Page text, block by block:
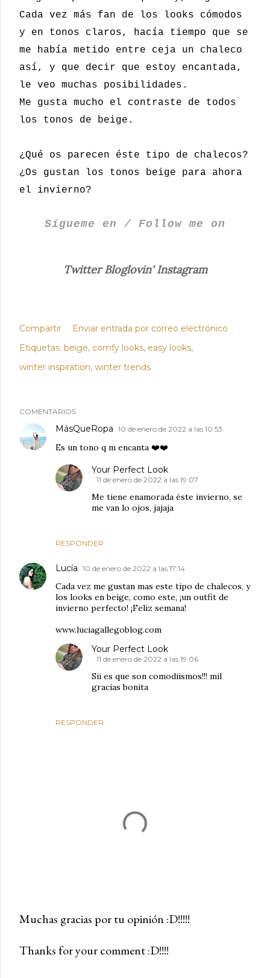
Cada vez más fan de los looks cómodos
y en tonos claros, hacía tiempo que se
me había metido entre ceja un chaleco
así, y que decir que estoy encantada,
le veo muchas posibilidades.
Me gusta mucho el contraste de todos
los tonos de beige.
¿Qué os parecen éste tipo de chalecos?
¿Os gustan los tonos beige para ahora
el invierno?
Sígueme en / Follow me on
Twitter Bloglovin' Instagram
Compartir
Enviar entrada por correo electrónico
Etiquetas: beige comfy looks easy looks
winter inspiration winter trends
COMENTARIOS
MásQueRopa 10 de enero de 2022 a las 10:53
Es un tono q m encanta ❤️❤️
RESPONDER
Your Perfect Look
11 de enero de 2022 a las 19:07
Me tiene enamorada éste invierno, se
me van lo ojos, jajaja
Lucía 10 de enero de 2022 a las 17:14
Cada vez me gustan mas este tipo de chalecos, y
los looks en beige, como este, ¡un outfit de
invierno perfecto! ¡Feliz semana!
www.luciagallegoblog.com
RESPONDER
Your Perfect Look
11 de enero de 2022 a las 19:06
Sii es que son comodiismos!!! mil
gracias bonita
u
Muchas gracias por tu opinión :D!!!!!
Thanks for your comment :D!!!!